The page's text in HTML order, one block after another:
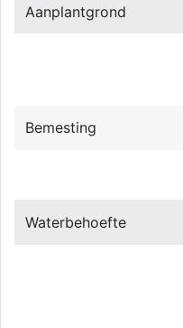
Aanplantgrond
Bemesting
Waterbehoefte